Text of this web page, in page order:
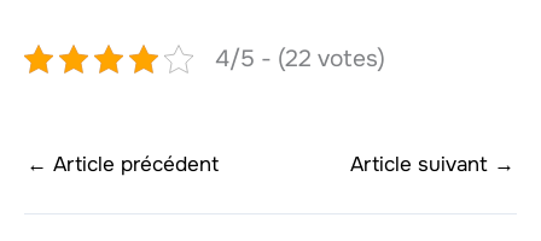
4/5 - (22 votes)
← Article précédent Article suivant →